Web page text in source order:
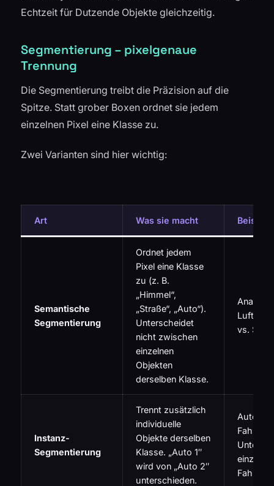
Echtzeit für Dutzende Objekte gleichzeitig.
Segmentierung – pixelgenaue
Trennung
Die Segmentierung treibt die Präzision auf die
Spitze. Statt grober Boxen ordnet sie jedem
einzelnen Pixel eine Klasse zu.
Zwei Varianten sind hier wichtig:
Art Was sie macht Beispiel
Semantische
Segmentierung
Ordnet jedem
Pixel eine Klasse
zu (z. B.
„Himmel“,
„Straße“, „Auto“).
Unterscheidet
nicht zwischen
einzelnen
Objekten
derselben Klasse.
Analyse
vs. Stadt
Instanz-
Segmentierung
Trennt zusätzlich
individuelle
Objekte derselben
Klasse. „Auto 1″
wird von „Auto 2″
unterschieden.
Fahren:
einzelner